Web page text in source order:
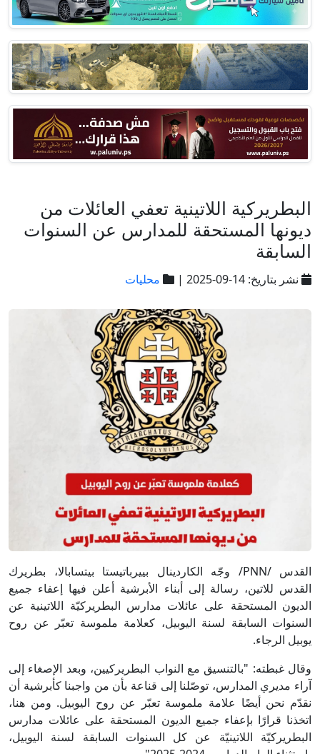
البطريركية اللاتينية تعفي العائلات من
ديونها المستحقة للمدارس عن السنوات
السابقة
نشر بتاريخ: 14-09-2025 | محليات
القدس /PNN/ وجّه الكاردينال بييرباتيستا بيتسابالا، بطريرك
القدس للاتين، رسالة إلى أبناء الأبرشية أعلن فيها إعفاء جميع
الديون المستحقة على عائلات مدارس البطريركيّة اللاتينية عن
السنوات السابقة لسنة اليوبيل، كعلامة ملموسة تعبّر عن روح
يوبيل الرجاء.
وقال غبطته: "بالتنسيق مع النواب البطريركيين، وبعد الإصغاء إلى
آراء مديري المدارس، توصّلنا إلى قناعة بأن من واجبنا كأبرشية أن
نقدّم نحن أيضًا علامة ملموسة تعبّر عن روح اليوبيل. ومن هنا،
اتخذنا قرارًا بإعفاء جميع الديون المستحقة على عائلات مدارس
البطريركيّة اللاتينيّة عن كل السنوات السابقة لسنة اليوبيل،